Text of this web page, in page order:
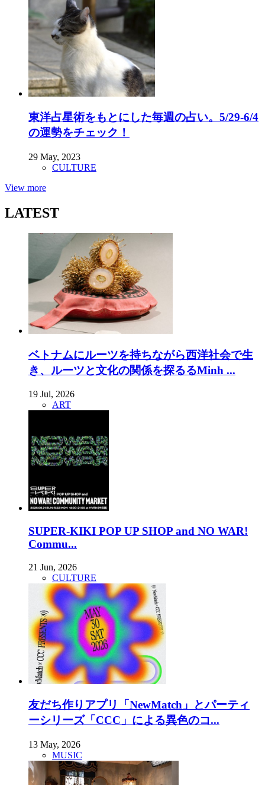
東洋占星術をもとにした毎週の占い。5/29-6/4
の運勢をチェック！
29 May, 2023
CULTURE
View more
LATEST
ベトナムにルーツを持ちながら西洋社会で生
き、ルーツと文化の関係を探るるMinh ...
19 Jul, 2026
ART
SUPER-KIKI POP UP SHOP and NO WAR!
Commu...
21 Jun, 2026
CULTURE
友だち作りアプリ「NewMatch」とパーティ
ーシリーズ「CCC」による異色のコ...
13 May, 2026
MUSIC